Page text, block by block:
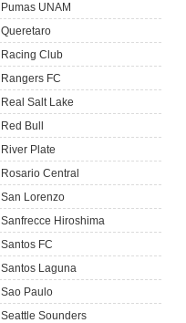
Pumas UNAM
Queretaro
Racing Club
Rangers FC
Real Salt Lake
Red Bull
River Plate
Rosario Central
San Lorenzo
Sanfrecce Hiroshima
Santos FC
Santos Laguna
Sao Paulo
Seattle Sounders